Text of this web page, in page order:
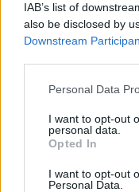
IAB’s list of
also be disclosed by
Downstream
Please note that this
not limited to your
grant or deny
use your data for
consent section.
Personal Data
I want to opt-out
personal data.
Opted In
I want to opt-out
Personal Data.